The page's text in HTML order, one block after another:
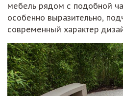
мебель рядом с подобной
особенно выразительно,
современный характер